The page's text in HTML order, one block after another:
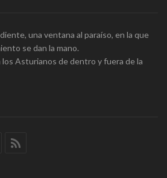
una ventana al paraíso, en la que
se dan la mano.
Asturianos de dentro y fuera de la